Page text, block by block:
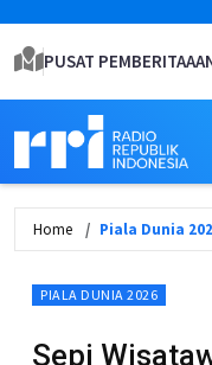
PUSAT
Home Piala Dunia
PIALA DUNIA 2026
Sepi